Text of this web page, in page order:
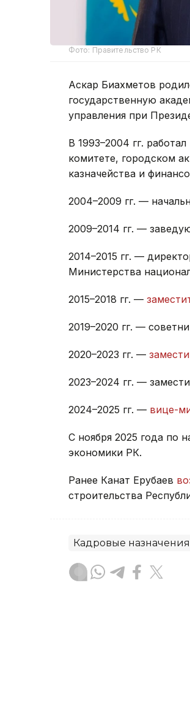
Фото: Правительство РК
Аскар Биахметов
государственную
управления при
В 1993–2004 гг.
комитете, городском
казначейства и
2004–2009 гг. —
2009–2014 гг. —
2014–2015 гг. —
Министерства
2015–2018 гг. —
2019–2020 гг. —
2020–2023 гг. —
2023–2024 гг. —
2024–2025 гг. — вице-
С ноября 2025 года по
экономики РК.
Ранее Канат Ерубаев
строительства
Кадровые назначения